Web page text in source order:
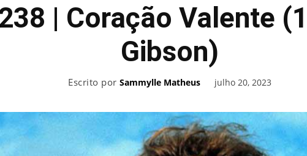
| Coração Valente
Gibson)
Escrito por Sammylle Matheus julho 20, 2023